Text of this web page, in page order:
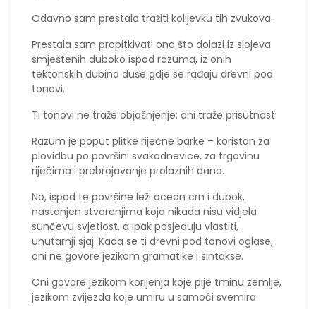
​Odavno sam prestala tražiti kolijevku tih zvukova.
Prestala sam propitkivati ono što dolazi iz slojeva
smještenih duboko ispod razuma, iz onih
tektonskih dubina duše gdje se rađaju drevni pod
tonovi.
Ti tonovi ne traže objašnjenje; oni traže prisutnost.
​Razum je poput plitke riječne barke – koristan za
plovidbu po površini svakodnevice, za trgovinu
riječima i prebrojavanje prolaznih dana.
No, ispod te površine leži ocean crn i dubok,
nastanjen stvorenjima koja nikada nisu vidjela
sunčevu svjetlost, a ipak posjeduju vlastiti,
unutarnji sjaj. Kada se ti drevni pod tonovi oglase,
oni ne govore jezikom gramatike i sintakse.
Oni govore jezikom korijenja koje pije tminu zemlje,
jezikom zvijezda koje umiru u samoći svemira.